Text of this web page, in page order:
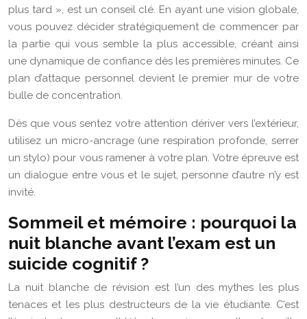
plus tard », est un conseil clé. En ayant une vision globale,
vous pouvez décider stratégiquement de commencer par
la partie qui vous semble la plus accessible, créant ainsi
une dynamique de confiance dès les premières minutes. Ce
plan d’attaque personnel devient le premier mur de votre
bulle de concentration.
Dès que vous sentez votre attention dériver vers l’extérieur,
utilisez un micro-ancrage (une respiration profonde, serrer
un stylo) pour vous ramener à votre plan. Votre épreuve est
un dialogue entre vous et le sujet, personne d’autre n’y est
invité.
Sommeil et mémoire : pourquoi la
nuit blanche avant l’exam est un
suicide cognitif ?
La nuit blanche de révision est l’un des mythes les plus
tenaces et les plus destructeurs de la vie étudiante. C’est